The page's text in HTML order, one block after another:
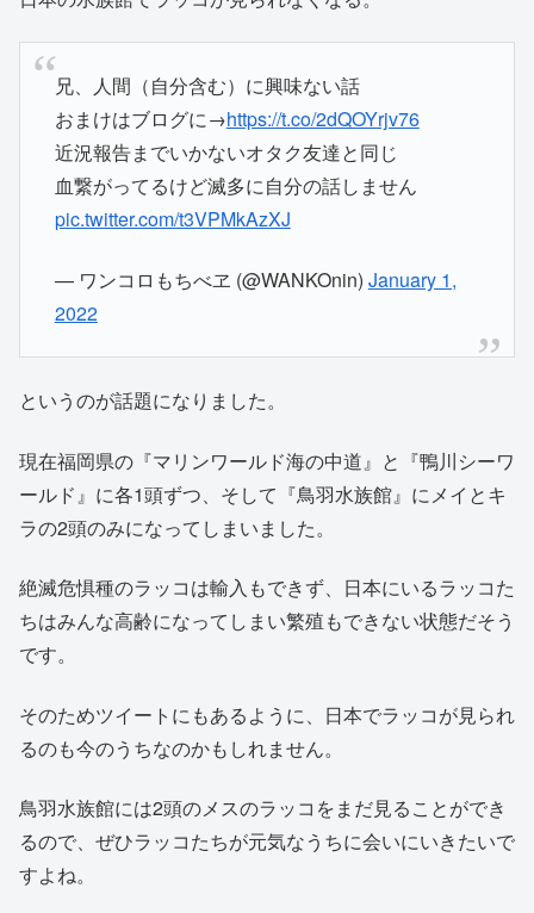
兄、人間（自分含む）に興味ない話
おまけはブログに→https://t.co/2dQOYrjv76
近況報告までいかないオタク友達と同じ
血繋がってるけど滅多に自分の話しません
pic.twitter.com/t3VPMkAzXJ
— ワンコロもちべヱ (@WANKOnin) January 1,
2022
というのが話題になりました。
現在福岡県の『マリンワールド海の中道』と『鴨川シーワ
ールド』に各1頭ずつ、そして『鳥羽水族館』にメイとキ
ラの2頭のみになってしまいました。
絶滅危惧種のラッコは輸入もできず、日本にいるラッコた
ちはみんな高齢になってしまい繁殖もできない状態だそう
です。
そのためツイートにもあるように、日本でラッコが見られ
るのも今のうちなのかもしれません。
鳥羽水族館には2頭のメスのラッコをまだ見ることができ
るので、ぜひラッコたちが元気なうちに会いにいきたいで
すよね。